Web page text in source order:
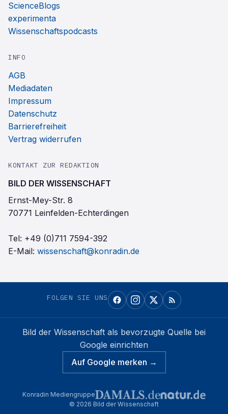
ScienceBlogs
experimenta
Wissenschaftspodcasts
INFO
AGB
Mediadaten
Impressum
Datenschutz
Barrierefreiheit
Vertrag widerrufen
KONTAKT ZUR REDAKTION
BILD DER WISSENSCHAFT
Ernst-Mey-Str. 8
70771 Leinfelden-Echterdingen
Tel: +49 (0)711 7594-392
E-Mail: wissenschaft@konradin.de
FOLGEN SIE UNS
Bild der Wissenschaft als bevorzugte Quelle bei
Google einrichten
Auf Google merken →
Konradin Mediengruppe
© 2026 Bild der Wissenschaft